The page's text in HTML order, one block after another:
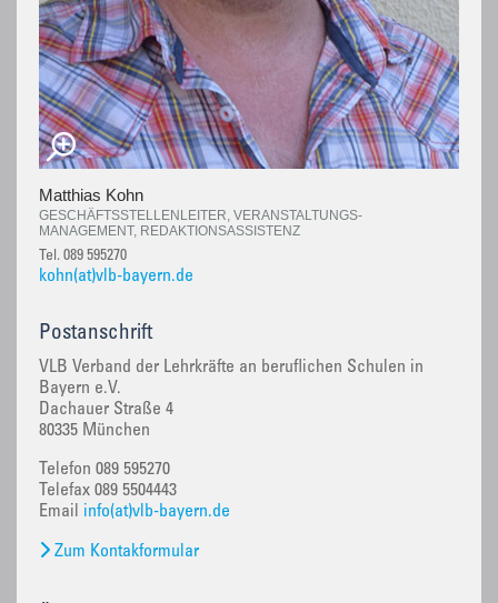
Matthias Kohn
GESCHÄFTSSTELLENLEITER, VERANSTALTUNGS-
MANAGEMENT, REDAKTIONSASSISTENZ
Tel. 089 595270
kohn(at)vlb-bayern.de
Postanschrift
VLB Verband der Lehrkräfte an beruflichen Schulen in
Bayern e.V.
Dachauer Straße 4
80335 München
Telefon 089 595270
Telefax 089 5504443
Email info(at)vlb-bayern.de
Zum Kontakformular